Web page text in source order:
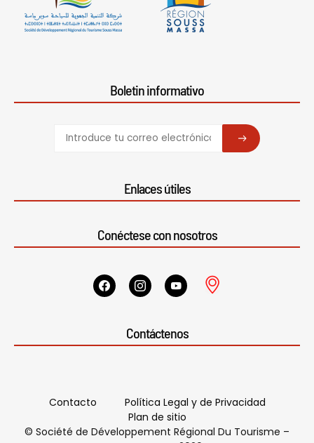
Boletin informativo
SUBSCRIBE
Enlaces útiles
Conéctese con nosotros
Contáctenos
Contacto
Política Legal y de Privacidad
Plan de sitio
© Société de Développement Régional Du Tourisme –